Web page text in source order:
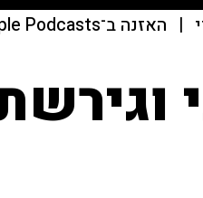
| האזנה ב־Apple Podcasts